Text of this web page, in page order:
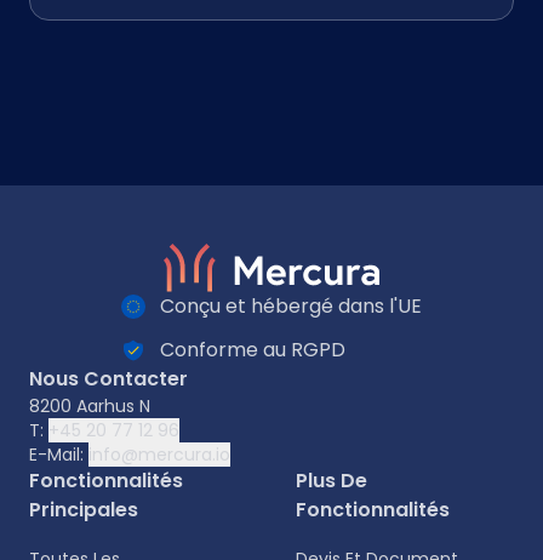
Conçu et hébergé dans l'UE
Conforme au RGPD
Nous Contacter
8200 Aarhus N
T: +45 20 77 12 96
E-Mail: info@mercura.io
Fonctionnalités
Principales
Plus De
Fonctionnalités